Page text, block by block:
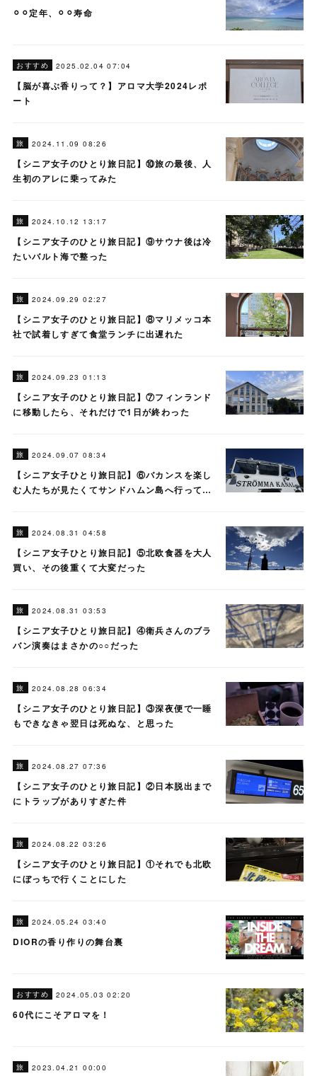
⚪︎⚪︎定年、⚪︎⚪︎寿命
おすすめ 2025.02.04 07:04
【脳が喜ぶ香りって？】アロマ大学2024レポ
ート
旅 2024.11.09 08:26
【シニア女子のひとり旅日記】⑩旅の最後、人
生初のアレに乗ってみた
旅 2024.10.12 13:17
【シニア女子のひとり旅日記】⑨サウナ後は冷
たいバルト海で整った
旅 2024.09.29 02:27
【シニア女子のひとり旅日記】⑧マリメッコ本
社で試着しすぎて食堂ランチに出遅れた
旅 2024.09.23 01:13
【シニア女子のひとり旅日記】⑦フィンランド
に移動したら、それだけで1日が終わった
旅 2024.09.07 08:34
【シニア女子ひとり旅日記】⑥バカンスを楽し
む人たちが見たくてサンドハムン島へ行って…
旅 2024.08.31 04:58
【シニア女子ひとり旅日記】⑤北欧食器を大人
買い、その後重くて大変だった
旅 2024.08.31 03:53
【シニア女子ひとり旅日記】④衛兵さんのブラ
バン演奏はまさかの○○だった
旅 2024.08.28 06:34
【シニア女子のひとり旅日記】③深夜便で一睡
もできなきゃ翌日は死ぬな、と思った
旅 2024.08.27 07:36
【シニア女子のひとり旅日記】②日本脱出まで
にトラップがありすぎた件
旅 2024.08.22 03:26
【シニア女子のひとり旅日記】①それでも北欧
にぼっちで行くことにした
旅 2024.05.24 03:40
DIORの香り作りの舞台裏
おすすめ 2024.05.03 02:20
60代にこそアロマを！
旅 2023.04.21 00:00